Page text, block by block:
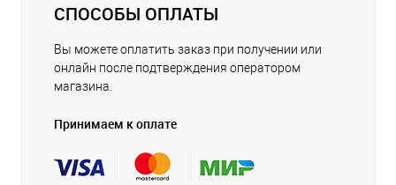
СПОСОБЫ ОПЛАТЫ
Вы можете оплатить заказ при получении или
онлайн после подтверждения оператором
магазина.
Принимаем к оплате